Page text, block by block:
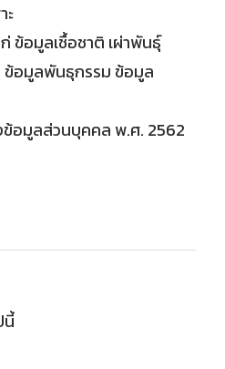
ะ
อมูลเชื้อชาติ เผ่าพันธุ์
ข้อมูลพันธุกรรม ข้อมูล
อมูลส่วนบุคคล พ.ศ. 2562
นี้